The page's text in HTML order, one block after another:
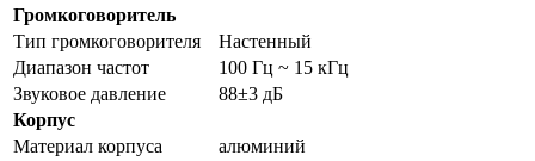
Громкоговоритель
Тип громкоговорителя
Настенный
Диапазон частот
100 Гц ~ 15 кГц
Звуковое давление
88±3 дБ
Корпус
Материал корпуса
алюминий